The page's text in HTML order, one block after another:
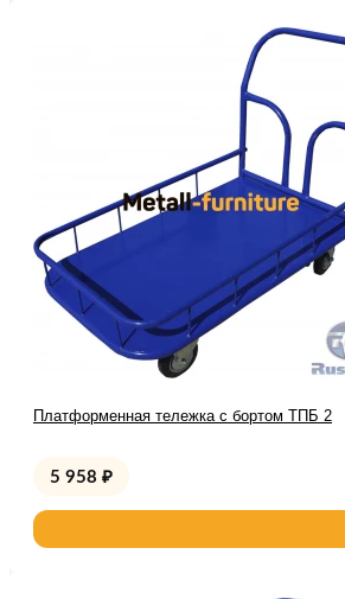
Платформенная тележка с бортом ТПБ 2
5 958 ₽